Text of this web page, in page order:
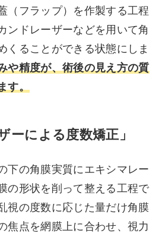
（フラップ）を作製する工程
ンドレーザーなどを用いて角
くることができる状態にしま
や精度が、術後の見え方の質
す。
ーによる度数矯正」
下の角膜実質にエキシマレー
の形状を削って整える工程で
視の度数に応じた量だけ角膜
焦点を網膜上に合わせ、視力